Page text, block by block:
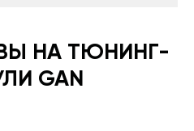
НА ТЮНИНГ-
GAN